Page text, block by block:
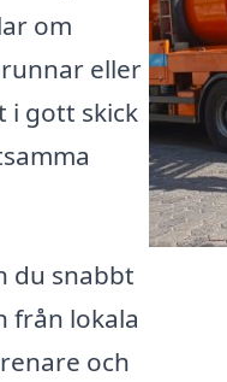
om
eller
i gott skick
du snabbt
från lokala
och